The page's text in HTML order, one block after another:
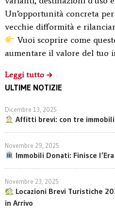
Un’opportunità concreta
vecchie difformità e
Vuoi scoprire come
aumentare il valore del tuo
Leggi tutto
ULTIME NOTIZIE
Dicembre 13, 2025
Affitti brevi: con tre immobili
Novembre 29, 2025
Immobili Donati: Finisce
Novembre 23, 2025
Locazioni Brevi Turistiche
in Arrivo